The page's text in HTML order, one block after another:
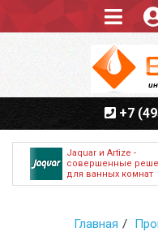
+7
Jaquar и Artize -
совершенные
для ванных комнат
Главная